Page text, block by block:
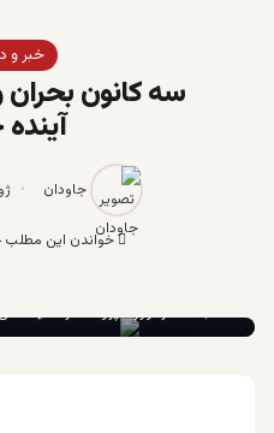
خبر و
سه کانون بحران
جاودان
خواندن این مطلب 4 دقیقه زمان میبرد
عبدالناصر نورزاد پژوهشگر امنیت